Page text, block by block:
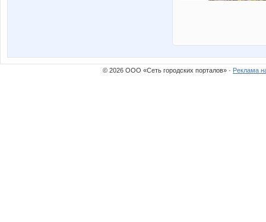
© 2026 ООО «Сеть городских порталов» · Реклама